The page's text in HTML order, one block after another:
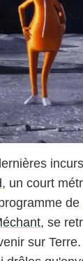
, un court
de
, se
sur